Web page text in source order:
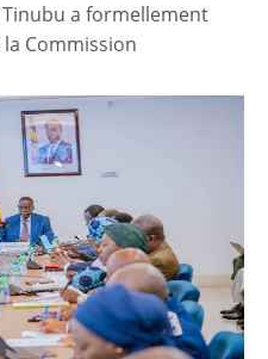
a formellement
Commission